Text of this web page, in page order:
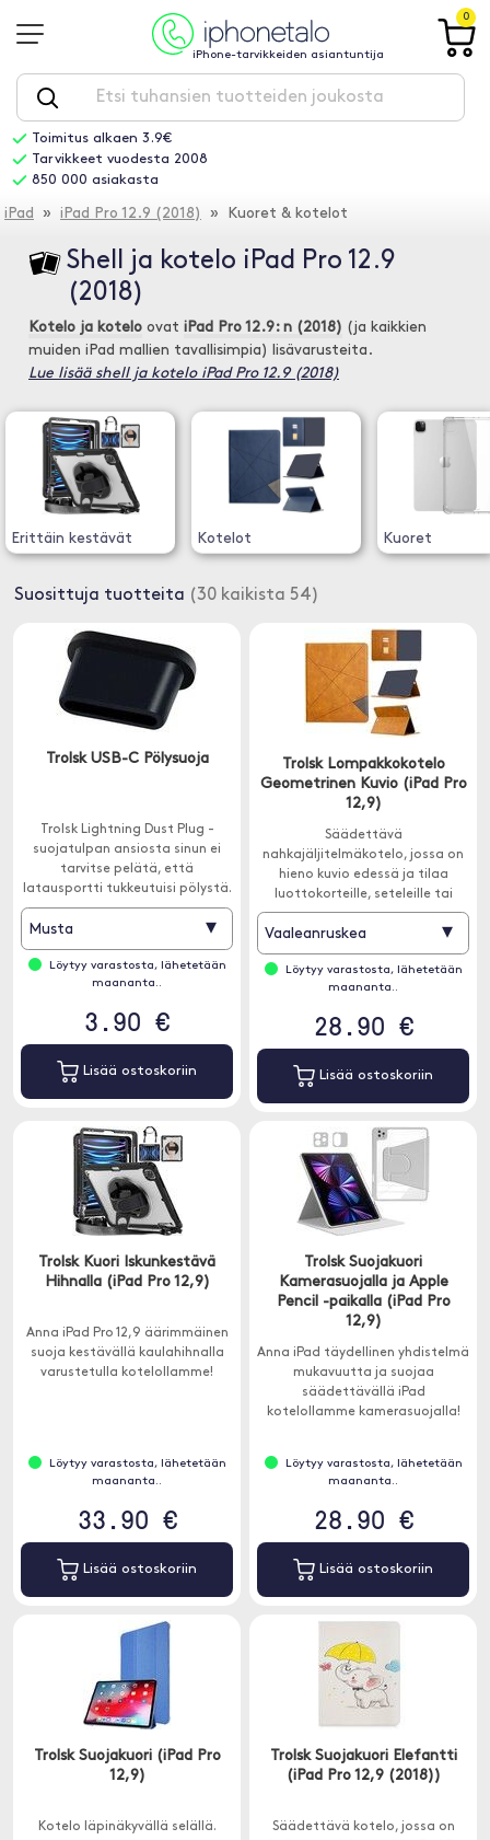
iPhone-tarvikkeiden asiantuntija
0
Toimitus alkaen 3.9€
Tarvikkeet vuodesta 2008
850 000 asiakasta
iPad » iPad Pro 12.9 (2018) » Kuoret & kotelot
Shell ja kotelo iPad Pro 12.9
(2018)
Kotelo ja kotelo ovat iPad Pro 12.9: n (2018) (ja kaikkien
muiden iPad mallien tavallisimpia) lisävarusteita.
Lue lisää shell ja kotelo iPad Pro 12.9 (2018)
Erittäin kestävät Kotelot Kuoret
Suosittuja tuotteita (30 kaikista 54)
Trolsk USB-C Pölysuoja
Trolsk Lightning Dust Plug -
suojatulpan ansiosta sinun ei
tarvitse pelätä, että
latausportti tukkeutuisi pölystä.
Musta ▾
Löytyy varastosta, lähetetään
maananta..
3.90 €
Lisää ostoskoriin
Trolsk Lompakkokotelo
Geometrinen Kuvio (iPad Pro
12,9)
Säädettävä
nahkajäljitelmäkotelo, jossa on
hieno kuvio edessä ja tilaa
luottokorteille, seteleille tai
seteleille.
Vaaleanruskea ▾
Löytyy varastosta, lähetetään
maananta..
28.90 €
Lisää ostoskoriin
Trolsk Kuori Iskunkestävä
Hihnalla (iPad Pro 12,9)
Anna iPad Pro 12,9 äärimmäinen
suoja kestävällä kaulahihnalla
varustetulla kotelollamme!
Löytyy varastosta, lähetetään
maananta..
33.90 €
Lisää ostoskoriin
Trolsk Suojakuori
Kamerasuojalla ja Apple
Pencil -paikalla (iPad Pro
12,9)
Anna iPad täydellinen yhdistelmä
mukavuutta ja suojaa
säädettävällä iPad
kotelollamme kamerasuojalla!
Löytyy varastosta, lähetetään
maananta..
28.90 €
Lisää ostoskoriin
Trolsk Suojakuori (iPad Pro
12,9)
Kotelo läpinäkyvällä selällä.
Trolsk Suojakuori Elefantti
(iPad Pro 12,9 (2018))
Säädettävä kotelo, jossa on